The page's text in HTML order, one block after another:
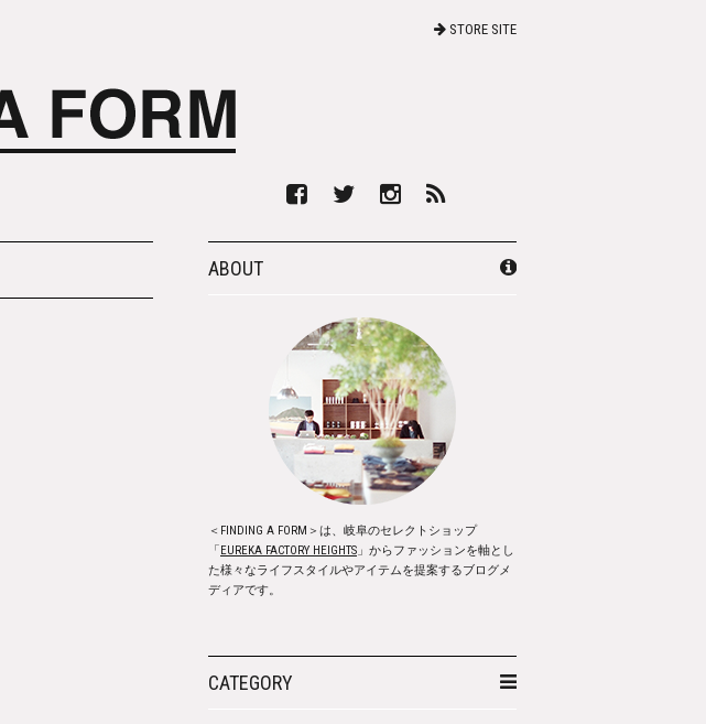
STORE SITE
ABOUT
＜FINDING A FORM＞は、岐阜のセレクトショップ
「EUREKA FACTORY HEIGHTS 」からファッションを軸とし
た様々なライフスタイルやアイテムを提案するブログメ
ディアです。
CATEGORY